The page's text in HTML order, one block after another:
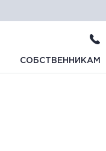
СОБСТВЕННИКАМ